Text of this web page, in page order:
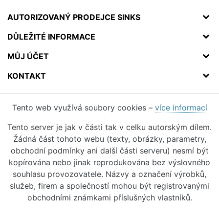
AUTORIZOVANÝ PRODEJCE SINKS
DŮLEŽITÉ INFORMACE
MŮJ ÚČET
KONTAKT
Tento web využívá soubory cookies – více informací
Tento server je jak v části tak v celku autorským dílem.
Žádná část tohoto webu (texty, obrázky, parametry,
obchodní podmínky ani další části serveru) nesmí být
kopírována nebo jinak reprodukována bez výslovného
souhlasu provozovatele. Názvy a označení výrobků,
služeb, firem a společností mohou být registrovanými
obchodními známkami příslušných vlastníků.